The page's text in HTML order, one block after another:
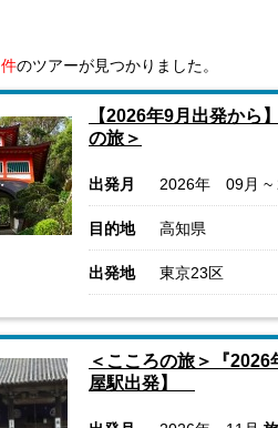
件のツアーが見つかりました。
【2026年9月出発か
の旅＞
出発月 2026年 09月 ~
目的地 高知県
出発地 東京23区
＜こころの旅＞『
屋駅出発】